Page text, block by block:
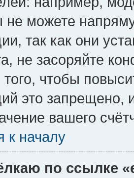
можете
так как они
не засоряйте
того, чтобы
это запрещено,
вашего
к началу
по ссылке